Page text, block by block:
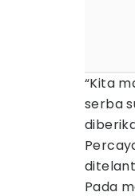
“Kita
serba
Pada